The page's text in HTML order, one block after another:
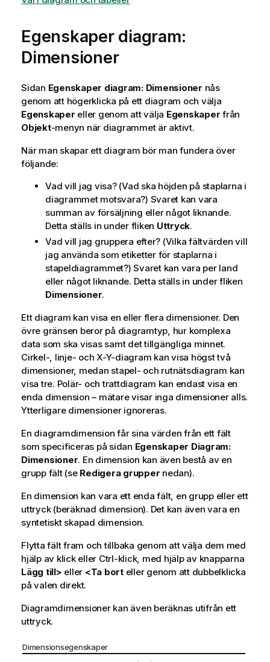
Egenskaper diagram:
Dimensioner
Sidan Egenskaper diagram: Dimensioner nås
genom att högerklicka på ett diagram och välja
Egenskaper eller genom att välja Egenskaper från
Objekt-menyn när diagrammet är aktivt.
När man skapar ett diagram bör man fundera över
följande:
Vad vill jag visa? (Vad ska höjden på staplarna i
diagrammet motsvara?) Svaret kan vara
summan av försäljning eller något liknande.
Detta ställs in under fliken Uttryck.
Vad vill jag gruppera efter? (Vilka fältvärden vill
jag använda som etiketter för staplarna i
stapeldiagrammet?) Svaret kan vara per land
eller något liknande. Detta ställs in under fliken
Dimensioner.
Ett diagram kan visa en eller flera dimensioner. Den
övre gränsen beror på diagramtyp, hur komplexa
data som ska visas samt det tillgängliga minnet.
Cirkel-, linje- och X-Y-diagram kan visa högst två
dimensioner, medan stapel- och rutnätsdiagram kan
visa tre. Polär- och trattdiagram kan endast visa en
enda dimension – mätare visar inga dimensioner alls.
Ytterligare dimensioner ignoreras.
En diagramdimension får sina värden från ett fält
som specificeras på sidan Egenskaper Diagram:
Dimensioner. En dimension kan även bestå av en
grupp fält (se Redigera grupper nedan).
En dimension kan vara ett enda fält, en grupp eller ett
uttryck (beräknad dimension). Det kan även vara en
syntetiskt skapad dimension.
Flytta fält fram och tillbaka genom att välja dem med
hjälp av klick eller Ctrl-klick, med hjälp av knapparna
Lägg till> eller <Ta borteller genom att dubbelklicka
på valen direkt.
Diagramdimensioner kan även beräknas utifrån ett
uttryck.
Dimensionsegenskaper